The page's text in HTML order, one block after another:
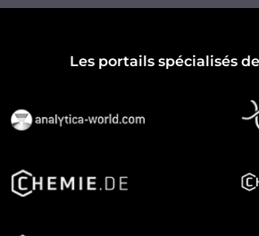
Les portails spécialisés